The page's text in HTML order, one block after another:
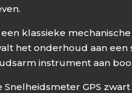
klassieke
het onderhoud aan
instrument aan
GPS